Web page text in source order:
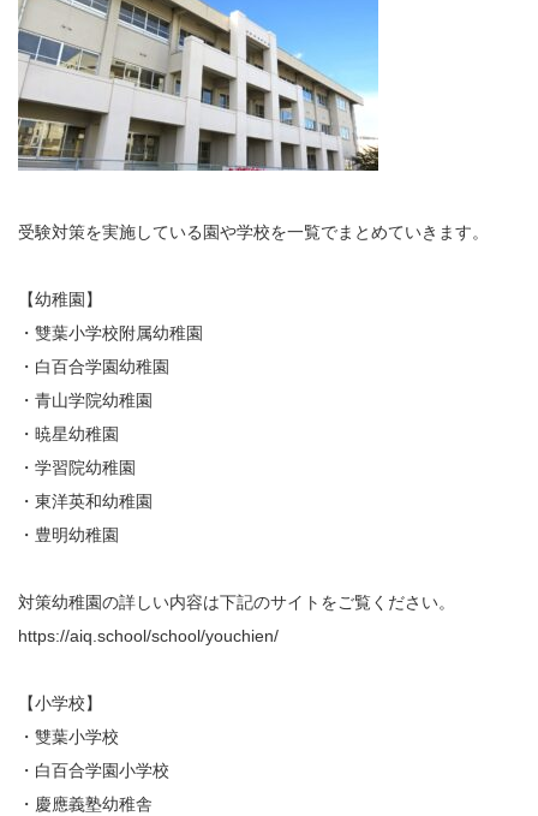
受験対策を実施している園や学校を一覧でまとめていきます。
【幼稚園】
・雙葉小学校附属幼稚園
・白百合学園幼稚園
・青山学院幼稚園
・暁星幼稚園
・学習院幼稚園
・東洋英和幼稚園
・豊明幼稚園
対策幼稚園の詳しい内容は下記のサイトをご覧ください。
https://aiq.school/school/youchien/
【小学校】
・雙葉小学校
・白百合学園小学校
・慶應義塾幼稚舎